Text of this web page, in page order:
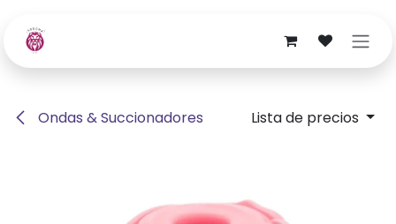
Ondas & Succionadores Lista de precios